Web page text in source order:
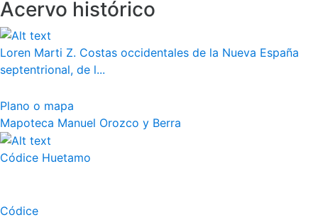
Acervo histórico
Loren Marti Z. Costas occidentales de la Nueva España
septentrional, de l...
Plano o mapa
Mapoteca Manuel Orozco y Berra
Códice Huetamo
Códice